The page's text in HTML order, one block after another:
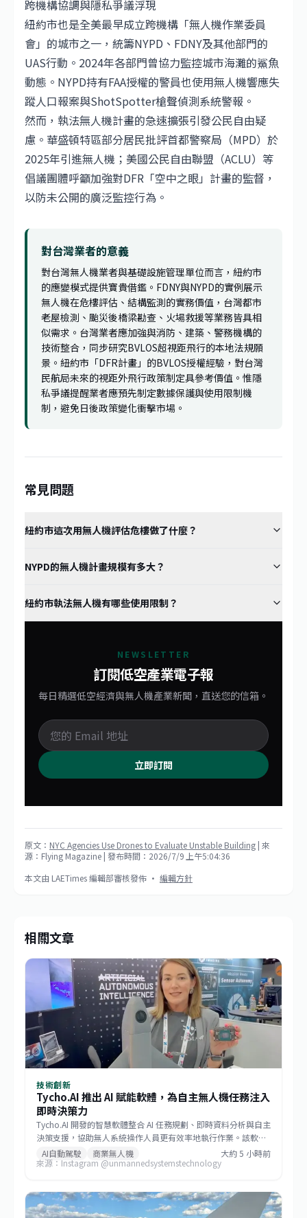
跨機構協調與隱私爭議浮現
紐約市也是全美最早成立跨機構「無人機作業委員
會」的城市之一，統籌NYPD、FDNY及其他部門的
UAS行動。2024年各部門曾協力監控城市海灘的鯊魚
動態。NYPD持有FAA授權的警員也使用無人機響應失
蹤人口報案與ShotSpotter槍聲偵測系統警報。
然而，執法無人機計畫的急速擴張引發公民自由疑
慮。華盛頓特區部分居民批評首都警察局（MPD）於
2025年引進無人機；美國公民自由聯盟（ACLU）等
倡議團體呼籲加強對DFR「空中之眼」計畫的監督，
以防未公開的廣泛監控行為。
對台灣業者的意義
對台灣無人機業者與基礎設施管理單位而言，紐約市
的應變模式提供寶貴借鑑。FDNY與NYPD的實例展示
無人機在危樓評估、結構監測的實務價值，台灣都市
老屋檢測、颱災後橋梁勘查、火場救援等業務皆具相
似需求。台灣業者應加強與消防、建築、警務機構的
技術整合，同步研究BVLOS超視距飛行的本地法規願
景。紐約市「DFR計畫」的BVLOS授權經驗，對台灣
民航局未來的視距外飛行政策制定具參考價值。惟隱
私爭議提醒業者應預先制定數據保護與使用限制機
制，避免日後政策變化衝擊市場。
常見問題
紐約市這次用無人機評估危樓做了什麼？
NYPD的無人機計畫規模有多大？
紐約市執法無人機有哪些使用限制？
NEWSLETTER
訂閱低空產業電子報
每日精選低空經濟與無人機產業新聞，直送您的信箱。
立即訂閱
原文： NYC Agencies Use Drones to Evaluate Unstable Building | 來
源：Flying Magazine | 發布時間：2026/7/9 上午5:04:36
本文由 LAETimes 編輯部審核發佈 · 編輯方針
相關文章
技術創新
Tycho.AI 推出 AI 賦能軟體，為自主無人機任務注入
即時決策力
Tycho.AI 開發的智慧軟體整合 AI 任務規劃、即時資料分析與自主
決策支援，協助無人系統操作人員更有效率地執行作業。該軟體
旨在簡化複雜的工作流程，使操作者能提升情境感知、最佳化任
務執行，並以更高的信心管理自主飛行。此舉將加速商用無人機
AI自動駕駛 商業無人機
大約 5 小時前
來源：Instagram @unmannedsystemstechnology